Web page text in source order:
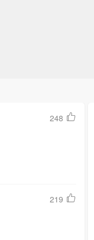
248
219